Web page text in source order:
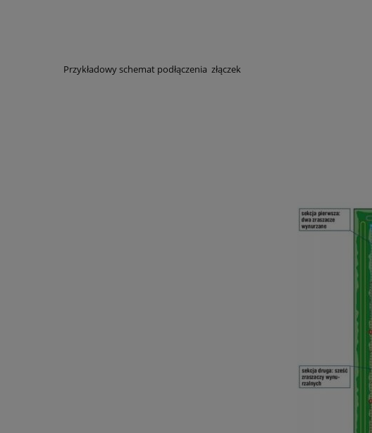
Przykładowy schemat podłączenia złączek